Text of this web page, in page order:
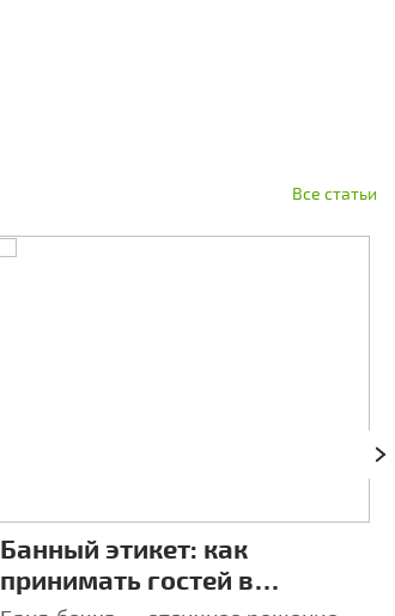
Все статьи
Банный этикет: как
принимать гостей в